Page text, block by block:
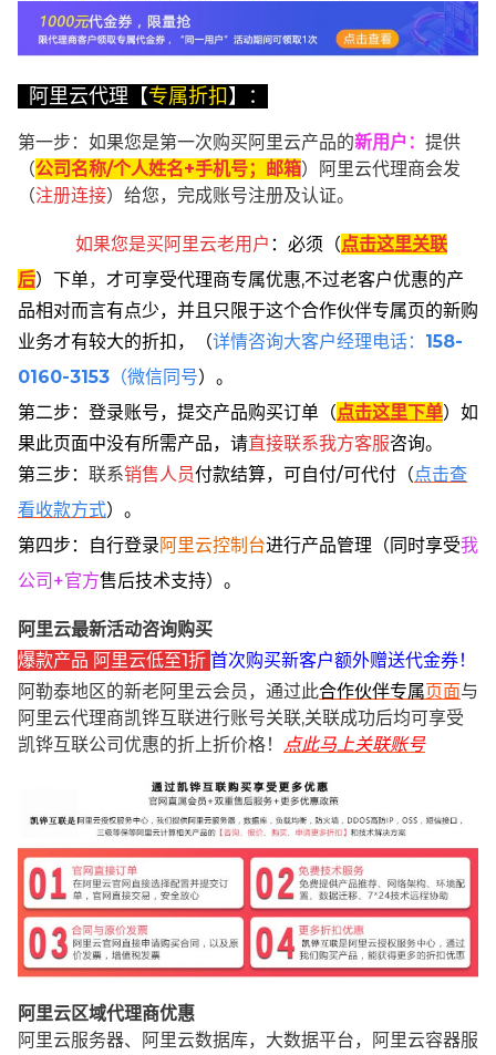
阿里云代理【专属折扣】：
第一步：如果您是第一次购买阿里云产品的新用户 ： 提供
（公司名称/个人姓名+手机号；邮箱）阿里云代理商会发
（注册连接）给您，完成账号注册及认证。
如果您是买阿里云老用户 ： 必须 （点击这里关联
后） 下单， 才可享受代理商专属优惠,不过老客户优惠的产
品相对而言有点少，并且只限于这个合作伙伴专属页的新购
业务才有较大的折扣，
（详情咨询大客户经理电话： 158-
0160-3153 （微信同号）。
第二步：登录账号，提交产品购买订单（点击这里下单） 如
果此页面中没有所需产品，请直接联系我方客服咨询。
第三步： 联系销售人员付款结算，可自付/可代付（点击查
看收款方式）。
第四步：自行登录阿里云控制台进行产品管理（同时享受我
公司+官方售后技术支持）。
阿里云最新活动咨询购买
爆款产品 阿里云低至1折 首次购买新客户额外赠送代金券！
阿勒泰地区的新老阿里云会员，通过此合作伙伴专属页面与
阿里云代理商凯铧互联进行账号关联,关联成功后均可享受
凯铧互联公司优惠的折上折价格！
点此马上关联账号
阿里云区域代理商优惠
阿里云服务器、阿里云数据库，大数据平台，阿里云容器服